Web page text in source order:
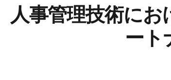
人事管理技術に
ート